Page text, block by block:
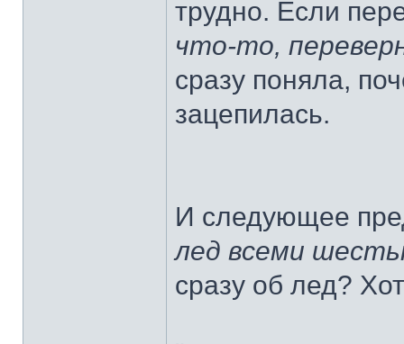
трудно. Если
что-то,
сразу поняла,
зацепилась.
И следующее
лед всеми
сразу об лед?